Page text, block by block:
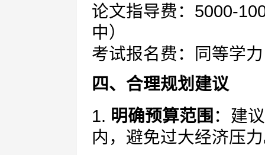
论文指导费：5000-
中）
考试报名费：同等学
四、合理规划建议
1. 明确预算范围 ：建
内，避免过大经济压